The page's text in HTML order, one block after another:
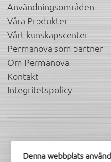
Användningsområden
Våra Produkter
Vårt kunskapscenter
Permanova som partner
Om Permanova
Kontakt
Integritetspolicy
Hitta oss i
Denna webbplats